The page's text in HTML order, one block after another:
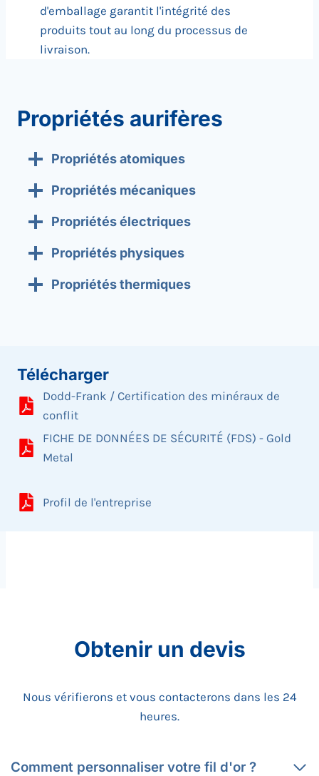
d'emballage garantit l'intégrité des
produits tout au long du processus de
livraison.
Propriétés aurifères
Propriétés atomiques
Propriétés mécaniques
Propriétés électriques
Propriétés physiques
Propriétés thermiques
Télécharger
Dodd-Frank / Certification des minéraux de
conflit
FICHE DE DONNÉES DE SÉCURITÉ (FDS) - Gold
Metal
Profil de l'entreprise
Obtenir un devis
Nous vérifierons et vous contacterons dans les 24
heures.
Comment personnaliser votre fil d'or ?